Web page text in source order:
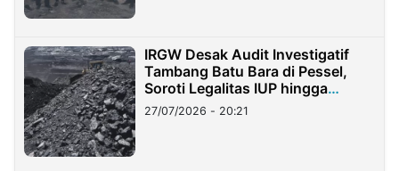
IRGW Desak Audit Investigatif
Tambang Batu Bara di Pessel,
Soroti Legalitas IUP hingga
Stockpile
27/07/2026 - 20:21